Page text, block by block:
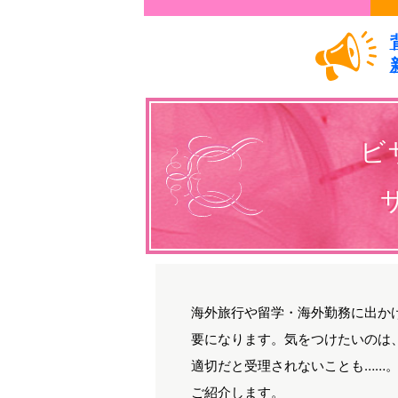
ビ
海外旅行や留学・海外勤務に出
要になります。気をつけたいの
適切だと受理されないことも……
ご紹介します。